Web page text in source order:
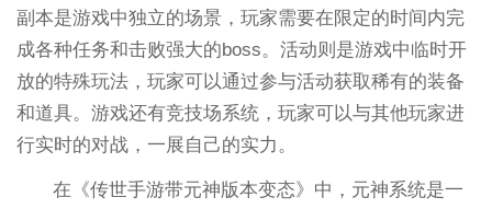
副本是游戏中独立的场景，玩家需要在限定的时间内完
成各种任务和击败强大的boss。活动则是游戏中临时开
放的特殊玩法，玩家可以通过参与活动获取稀有的装备
和道具。游戏还有竞技场系统，玩家可以与其他玩家进
行实时的对战，一展自己的实力。
在《传世手游带元神版本变态》中，元神系统是一